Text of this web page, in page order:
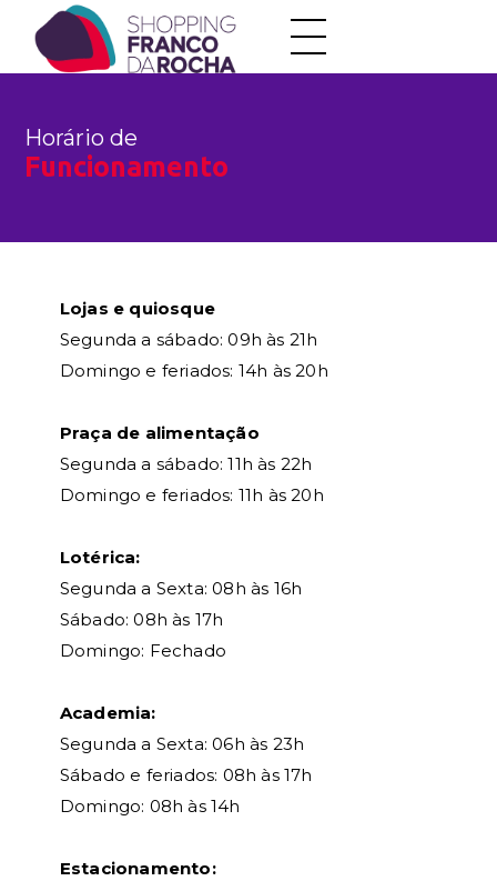
Horário de
Funcionamento
Lojas e quiosque
Segunda a sábado: 09h às 21h
Domingo e feriados: 14h às 20h
Praça de alimentação
Segunda a sábado: 11h às 22h
Domingo e feriados: 11h às 20h
Lotérica:
Segunda a Sexta: 08h às 16h
Sábado: 08h às 17h
Domingo: Fechado
Academia:
Segunda a Sexta: 06h às 23h
Sábado e feriados: 08h às 17h
Domingo: 08h às 14h
Estacionamento: